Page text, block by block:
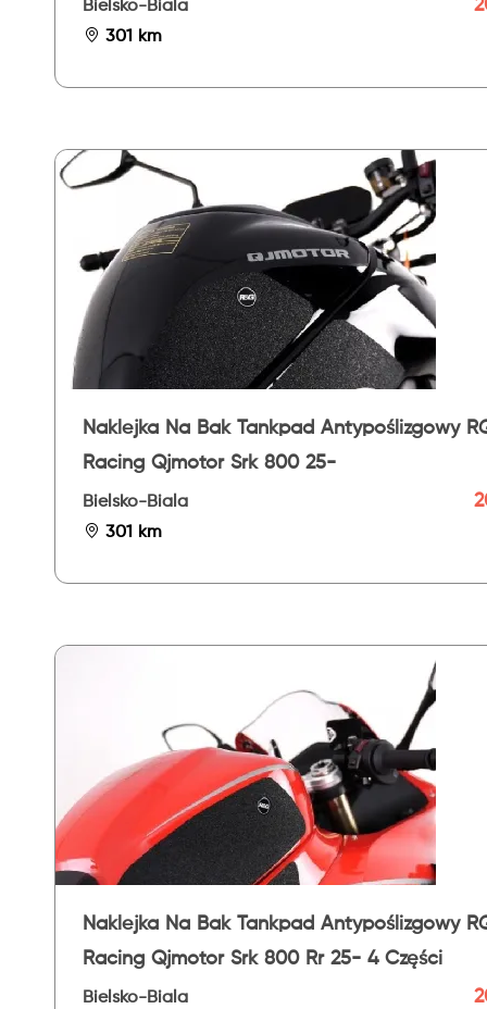
Bielsko-Biala
301 km
Naklejka Na Bak Tankpad Antypoślizgowy
Racing Qjmotor Srk 800 25-
Bielsko-Biala
301 km
Naklejka Na Bak Tankpad Antypoślizgowy
Racing Qjmotor Srk 800 Rr 25- 4 Części
Bielsko-Biala